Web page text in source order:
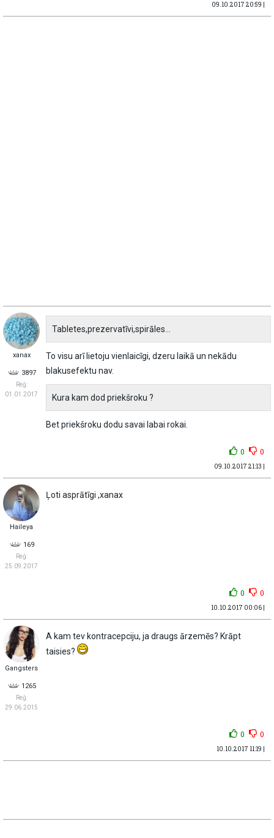
09.10.2017 20:59 |
xanax
3897
Reģ:
01.01.2017
Tabletes,prezervatīvi,spirāles...
To visu arī lietoju vienlaicīgi, dzeru laikā un nekādu
blakusefektu nav.
Kura kam dod priekšroku ?
Bet priekšroku dodu savai labai rokai.
0 0
09.10.2017 21:13 |
Haileya
169
Reģ:
25.09.2017
Ļoti asprātīgi ,xanax
0 0
10.10.2017 00:06 |
Gangsters
1265
Reģ:
29.06.2015
A kam tev kontracepciju, ja draugs ārzemēs? Krāpt
taisies?
0 0
10.10.2017 11:19 |